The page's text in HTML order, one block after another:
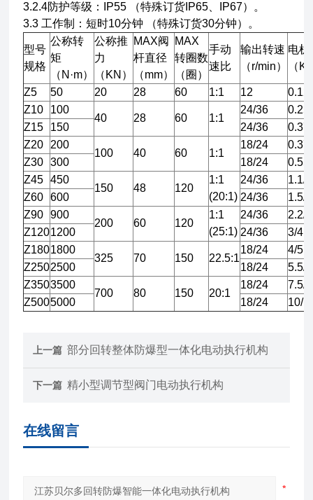
3.2.4防护等级：IP55 （特殊订货IP65、IP67）。
3.3 工作制：短时10分钟 （特殊订货30分钟）。
型号
规格
公称转
矩
（N·m）
公称推
力
（KN）
MAX阀
杆直径
（mm）
MAX
转圈数
（圈）
手动
速比
输出转速
（r/min）
电机
（
Z5 50 20 28 60 1:1 12
0.12
Z10
100
40 28 60 1:1
24/36
Z15
150 24/36
Z20
200
100 40 60 1:1
18/24
Z30
300 18/24
Z45
450
150 48 120
1:1
(20:1)
24/36
1.1/
Z60
600 24/36
1.5/
Z90
900
200 60 120
1:1
(25:1)
24/36
2.2/3
Z1201200 24/36
3/4
Z1801800
325 70 150 22.5:1
18/24
4/5.5
Z2502500 18/24
5.5/
Z3503500
700 80 150 20:1
18/24
7.5/
Z5005000 18/24 10/
上一篇 部分回转整体防爆型一体化电动执行机构
下一篇 精小型调节型阀门电动执行机构
在线留言